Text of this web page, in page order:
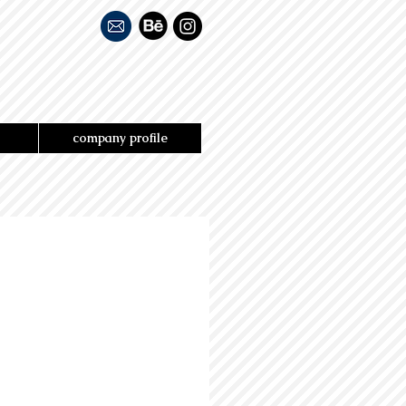
company profile